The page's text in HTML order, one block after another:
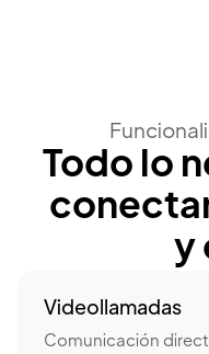
Todo lo
y
Videollamadas
Comunicación